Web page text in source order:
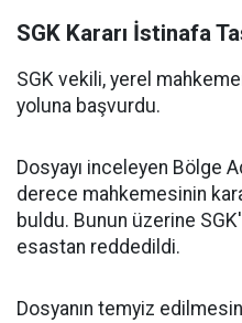
SGK Kararı İstinafa
SGK vekili, yerel
yoluna başvurdu.
Dosyayı inceleyen Bölge
derece mahkemesinin
buldu. Bunun üzerine
esastan reddedildi.
Dosyanın temyiz